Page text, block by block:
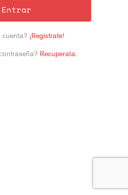
Entrar
cuenta? ¡Registrate!
Recuperala.